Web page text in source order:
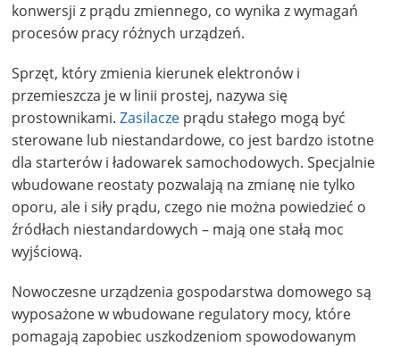
konwersji z prądu zmiennego, co wynika z wymagań
procesów pracy różnych urządzeń.
Sprzęt, który zmienia kierunek elektronów i
przemieszcza je w linii prostej, nazywa się
prostownikami. Zasilacze prądu stałego mogą być
sterowane lub niestandardowe, co jest bardzo istotne
dla starterów i ładowarek samochodowych. Specjalnie
wbudowane reostaty pozwalają na zmianę nie tylko
oporu, ale i siły prądu, czego nie można powiedzieć o
źródłach niestandardowych – mają one stałą moc
wyjściową.
Nowoczesne urządzenia gospodarstwa domowego są
wyposażone w wbudowane regulatory mocy, które
pomagają zapobiec uszkodzeniom spowodowanym